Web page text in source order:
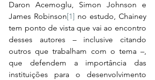
Daron Acemoglu, Simon Johnson e
James Robinson[1] no estudo, Chainey
tem ponto de vista que vai ao encontro
desses autores – inclusive citando
outros que trabalham com o tema –,
que defendem a importância das
instituições para o desenvolvimento